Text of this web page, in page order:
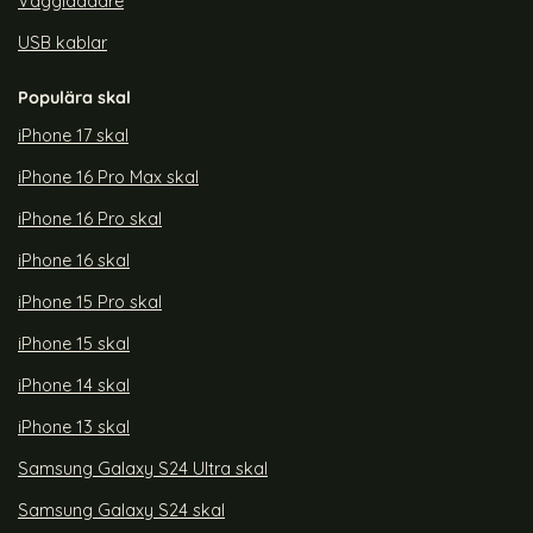
USB kablar
Populära skal
iPhone 17 skal
iPhone 16 Pro Max skal
iPhone 16 Pro skal
iPhone 16 skal
iPhone 15 Pro skal
iPhone 15 skal
iPhone 14 skal
iPhone 13 skal
Samsung Galaxy S24 Ultra skal
Samsung Galaxy S24 skal